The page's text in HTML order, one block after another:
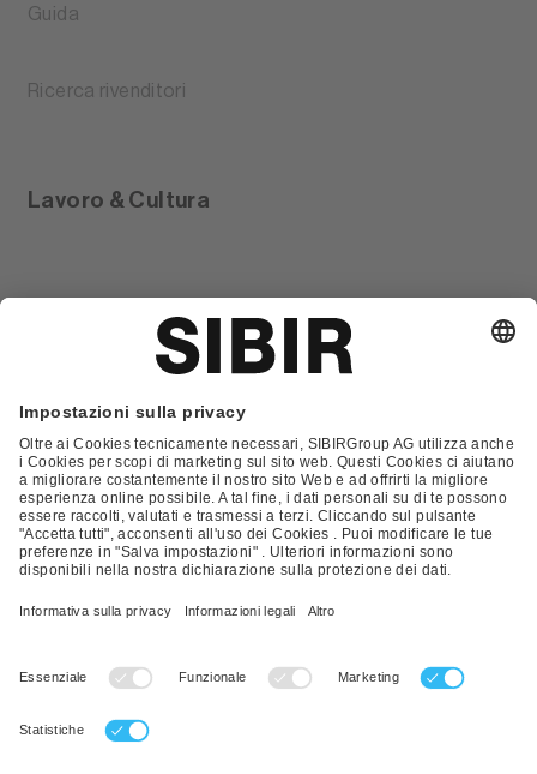
Guida
Ricerca rivenditori
Lavoro & Cultura
Contatto
FAQ
Condizioni Generali di Contratto